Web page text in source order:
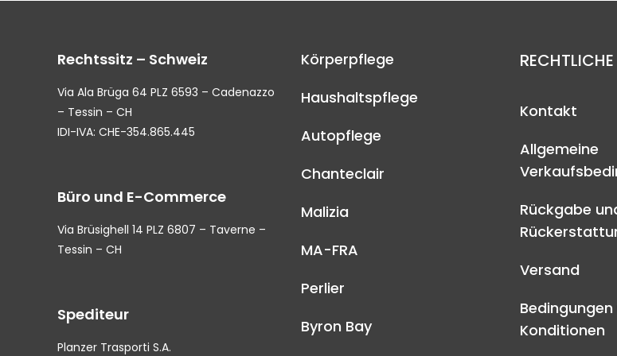
Rechtssitz – Schweiz
Via Ala Brüga 64 PLZ 6593 – Cadenazzo
– Tessin – CH
IDI-IVA: CHE-354.865.445
Büro und E-Commerce
Via Brüsighell 14 PLZ 6807 – Taverne –
Tessin – CH
Spediteur
Planzer Trasporti S.A.
Körperpflege
Haushaltspflege
Autopflege
Chanteclair
Malizia
MA-FRA
Perlier
Byron Bay
Kontakt
Allgemeine
Rückgabe
Versand
Bedingungen
Konditionen